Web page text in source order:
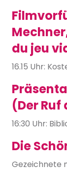
du jeu
16.15 Uhr:
(Der Ruf
16:30 Uhr:
Die
Gezeichnete